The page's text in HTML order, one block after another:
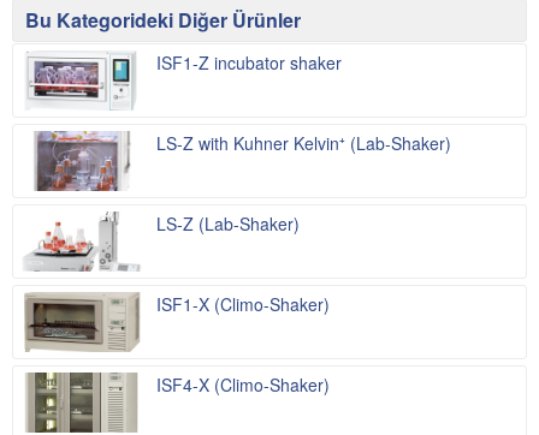
Bu Kategorideki Diğer Ürünler
ISF1-Z incubator shaker
LS-Z with Kuhner Kelvin⁺ (Lab-Shaker)
LS-Z (Lab-Shaker)
ISF1-X (Climo-Shaker)
ISF4-X (Climo-Shaker)